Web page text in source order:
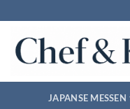
naar
inhoud
JAPANSE MESSEN